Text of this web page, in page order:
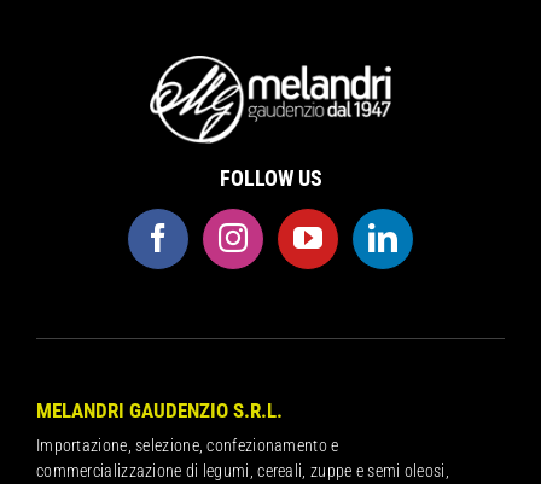
FOLLOW US
MELANDRI GAUDENZIO S.R.L.
Importazione, selezione, confezionamento e
commercializzazione di legumi, cereali, zuppe e semi oleosi,